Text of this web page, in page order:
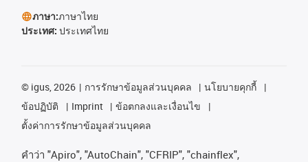
ภาษา:ภาษาไทย
ประเทศ: ประเทศไทย
© igus, 2026 การรักษาข้อมูลส่วนบุคคล
นโยบายคุกกี้
ข้อปฏิบัติ
Imprint
ข้อตกลงและเงื่อนไข
ตั้งค่าการรักษาข้อมูลส่วนบุคคล
คําว่า "Apiro", "AutoChain", "CFRIP", "chainflex",